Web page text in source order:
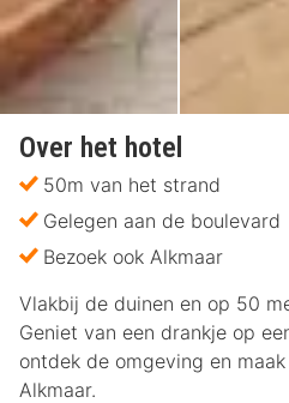
Over het hotel
50m van het strand
Gelegen aan de boulevard
Bezoek ook Alkmaar
Vlakbij de duinen en op 50
Geniet van een drankje op
ontdek de omgeving en
Alkmaar.